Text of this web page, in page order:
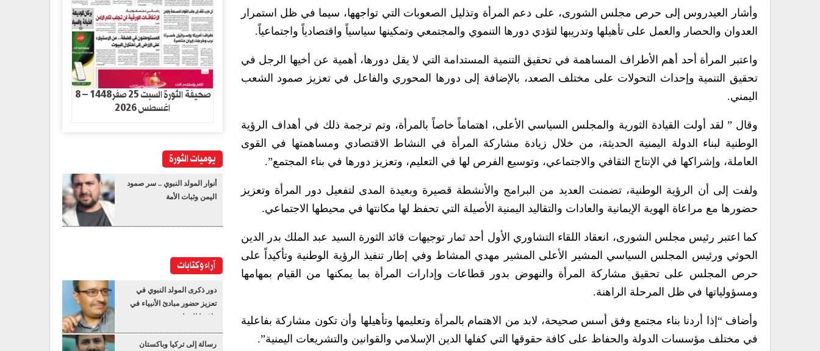
وأشار العيدروس إلى حرص مجلس الشورى، على دعم المرأة وتذليل الصعوبات التي تواجهها، سيما في ظل استمرار
العدوان والحصار والعمل على تأهيلها وتدريبها لتؤدي دورها التنموي والمجتمعي وتمكينها سياسياً واقتصادياً واجتماعياً.
واعتبر المرأة أحد أهم الأطراف المساهمة في تحقيق التنمية المستدامة التي لا يقل دورها، أهمية عن أخيها الرجل في
تحقيق التنمية وإحداث التحولات على مختلف الصعد، بالإضافة إلى دورها المحوري والفاعل في تعزيز صمود الشعب
اليمني.
وقال ” لقد أولت القيادة الثورية والمجلس السياسي الأعلى، اهتماماً خاصاً بالمرأة، وتم ترجمة ذلك في أهداف الرؤية
الوطنية لبناء الدولة اليمنية الحديثة، من خلال زيادة مشاركة المرأة في النشاط الاقتصادي ومساهمتها في القوى
العاملة، وإشراكها في الإنتاج الثقافي والاجتماعي، وتوسيع الفرص لها في التعليم، وتعزيز دورها في بناء المجتمع”.
ولفت إلى أن الرؤية الوطنية، تضمنت العديد من البرامج والأنشطة قصيرة وبعيدة المدى لتفعيل دور المرأة وتعزيز
حضورها مع مراعاة الهوية الإيمانية والعادات والتقاليد اليمنية الأصيلة التي تحفظ لها مكانتها في محيطها الاجتماعي.
كما اعتبر رئيس مجلس الشورى، انعقاد اللقاء التشاوري الأول أحد ثمار توجيهات قائد الثورة السيد عبد الملك بدر الدين
الحوثي ورئيس المجلس السياسي المشير الأعلى المشير مهدي المشاط وفي إطار تنفيذ الرؤية الوطنية وتأكيداً على
حرص المجلس على تحقيق مشاركة المرأة والنهوض بدور قطاعات وإدارات المرأة بما يمكنها من القيام بمهامها
ومسؤولياتها في ظل المرحلة الراهنة.
وأضاف “إذا أردنا بناء مجتمع وفق أسس صحيحة، لابد من الاهتمام بالمرأة وتعليمها وتأهيلها وأن تكون مشاركة بفاعلية
في مختلف مؤسسات الدولة والحفاظ على كافة حقوقها التي كفلها الدين الإسلامي والقوانين والتشريعات اليمنية”.
صحيفة الثورة السبت 25 صفر1448 – 8
اغسطس 2026
يوميات الثورة
أنوار المولد النبوي .. سر صمود
اليمن وثبات الأمة
آراء وكتابات
دور ذكرى المولد النبوي في
تعزيز حضور مبادئ الأنبياء في
واقعنا المعاصر
رسالة إلى تركيا وباكستان